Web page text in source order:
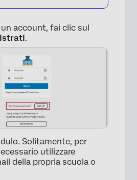
un account, fai clic sul
.
Solitamente, per
utilizzare
della propria scuola o